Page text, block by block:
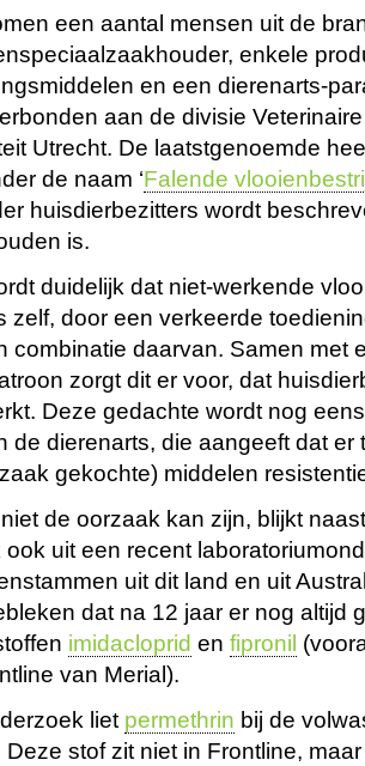
een aantal mensen uit de
enkele
en een dierenarts-
aan de divisie
Utrecht. De laatstgenoemde
de naam ‘Falende
huisdierbezitters wordt
is.
duidelijk dat niet-werkende
zelf, door een verkeerde
combinatie daarvan. Samen met
zorgt dit er voor, dat
Deze gedachte wordt nog
de dierenarts, die aangeeft dat er
gekochte) middelen
de oorzaak kan zijn, blijkt
uit een recent
uit dit land en uit
dat na 12 jaar er nog altijd
imidacloprid en fipronil
van Merial).
liet permethrin bij de
Deze stof zit niet in Frontline,